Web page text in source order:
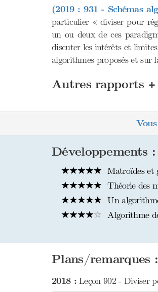
(2019 : 931 - Schémas
particulier « diviser pour
un ou deux de ces
discuter les intérêts et
algorithmes proposés et sur
Autres rapports +
Développements :
Matroïdes et
Théorie des
Un
Algorithme
Plans/remarques :
2018 :Leçon 902 - Diviser